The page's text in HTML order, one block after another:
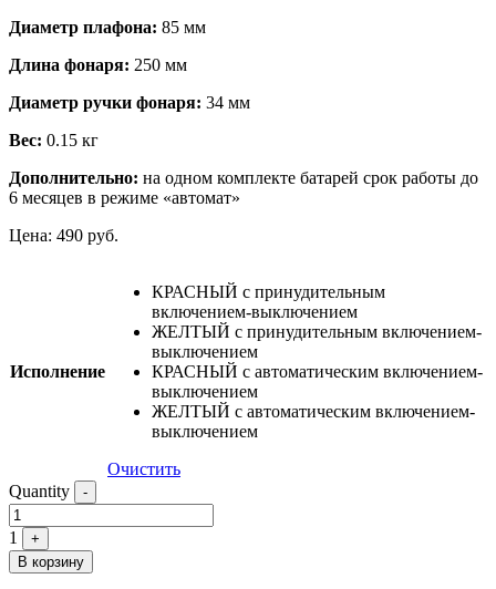
Диаметр плафона: 85 мм
Длина фонаря: 250 мм
Диаметр ручки фонаря: 34 мм
Вес: 0.15 кг
Дополнительно: на одном комплекте батарей срок работы до
6 месяцев в режиме «автомат»
Цена: 490 руб.
Исполнение
КРАСНЫЙ с принудительным
включением-выключением
ЖЕЛТЫЙ с принудительным включением-
выключением
КРАСНЫЙ с автоматическим включением-
выключением
ЖЕЛТЫЙ с автоматическим включением-
выключением
Очистить
Quantity
-
1
+
В корзину